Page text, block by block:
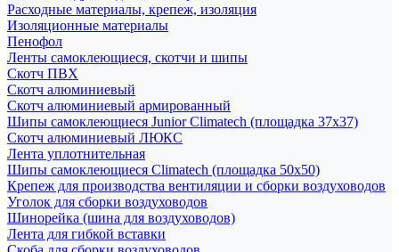
Расходные материалы, крепеж, изоляция
Изоляционные материалы
Пенофол
Ленты самоклеющиеся, скотчи и шипы
Скотч ПВХ
Скотч алюминиевый
Скотч алюминиевый армированный
Шипы самоклеющиеся Junior Climatech (площадка 37х37)
Скотч алюминиевый ЛЮКС
Лента уплотнительная
Шипы самоклеющиеся Climatech (площадка 50х50)
Крепеж для производства вентиляции и сборки воздуховодов
Уголок для сборки воздуховодов
Шинорейка (шина для воздуховодов)
Лента для гибкой вставки